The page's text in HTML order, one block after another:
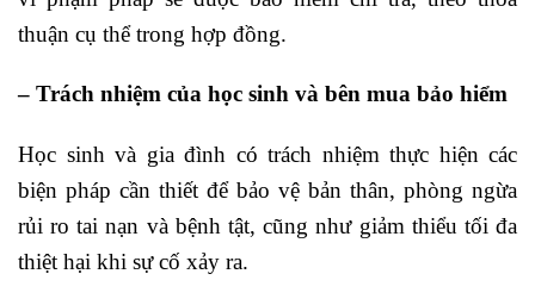
thuận cụ thể trong hợp đồng.
– Trách nhiệm của học sinh và bên mua bảo hiểm
Học sinh và gia đình có trách nhiệm thực hiện các
biện pháp cần thiết để bảo vệ bản thân, phòng ngừa
rủi ro tai nạn và bệnh tật, cũng như giảm thiểu tối đa
thiệt hại khi sự cố xảy ra.